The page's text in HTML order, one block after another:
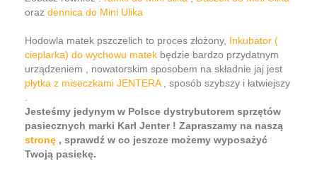
oraz dennica do Mini Ulika
Hodowla matek pszczelich to proces złożony, Inkubator (
cieplarka) do wychowu matek będzie bardzo przydatnym
urządzeniem , nowatorskim sposobem na składnie jaj jest
płytka z miseczkami JENTERA, sposób szybszy i łatwiejszy
Jesteśmy jedynym w Polsce dystrybutorem sprzętów
pasiecznych marki Karl Jenter ! Zapraszamy na naszą
stronę , sprawdź w co jeszcze możemy wyposażyć
Twoją pasiekę.